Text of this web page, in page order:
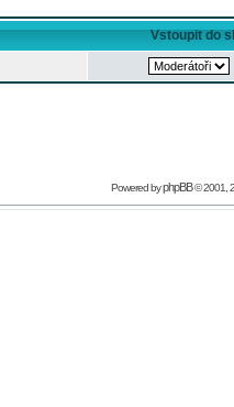
Vstoupit do
Powered byphpBB© 2001,